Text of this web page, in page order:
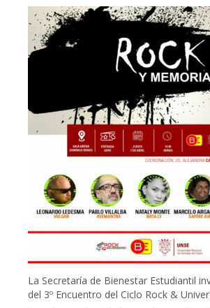
La Secretaría de Bienestar Estudiantil
del 3º Encuentro del Ciclo Rock &